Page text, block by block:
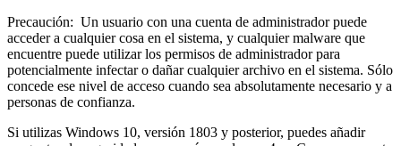
Precaución: Un usuario con una cuenta de administrador puede
acceder a cualquier cosa en el sistema, y cualquier malware que
encuentre puede utilizar los permisos de administrador para
potencialmente infectar o dañar cualquier archivo en el sistema. Sólo
concede ese nivel de acceso cuando sea absolutamente necesario y a
personas de confianza.
Si utilizas Windows 10, versión 1803 y posterior, puedes añadir